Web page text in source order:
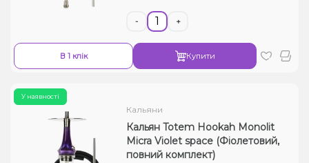
- +
В 1 клік Купити
У наявності
Кальяни
Кальян Totem Hookah Monolit
Micra Violet space (Фіолетовий,
повний комплект)